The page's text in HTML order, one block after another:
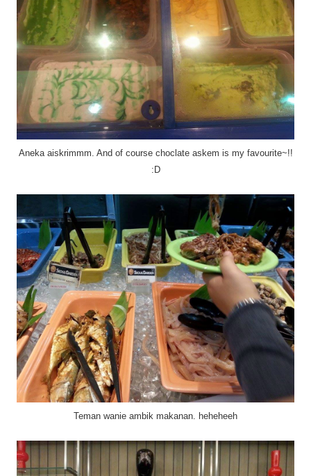
Aneka aiskrimmm. And of course choclate askem is my favourite~!!
:D
Teman wanie ambik makanan. heheheeh